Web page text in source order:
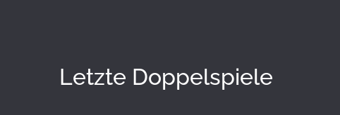
Letzte Doppelspiele